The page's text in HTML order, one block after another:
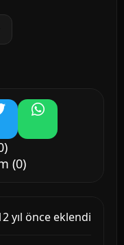
WhatsApp
(0)
yıl önce eklendi